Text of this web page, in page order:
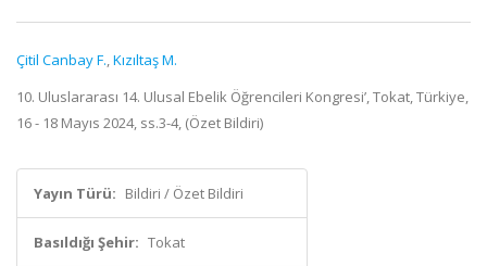
Çitil Canbay F.,Kızıltaş M.
10. Uluslararası 14. Ulusal Ebelik Öğrencileri Kongresi’, Tokat, Türkiye,
16 - 18 Mayıs 2024, ss.3-4, (Özet Bildiri)
Yayın Türü: Bildiri / Özet Bildiri
Basıldığı Şehir: Tokat